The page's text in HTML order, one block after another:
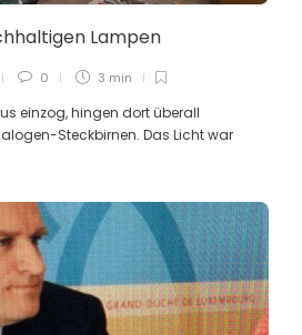
Ein Kommentar zur neuen
der LSAP von Frank
Villa: Viel Anspruch, kein
Kaiser 4 months ago 5 min
Lampen
0 3 min
einzog, hingen dort überall
Steckbirnen. Das Licht war